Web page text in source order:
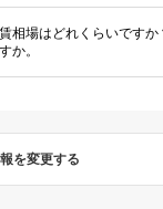
相場はどれくらいですか
か。
を変更する